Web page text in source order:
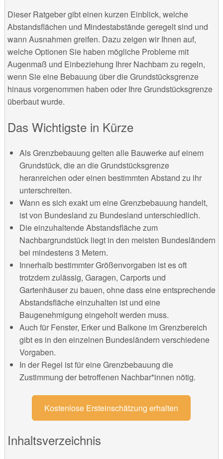
Dieser Ratgeber gibt einen kurzen Einblick, welche
Abstandsflächen und Mindestabstände geregelt sind und
wann Ausnahmen greifen. Dazu zeigen wir Ihnen auf,
welche Optionen Sie haben mögliche Probleme mit
Augenmaß und Einbeziehung Ihrer Nachbarn zu regeln,
wenn Sie eine Bebauung über die Grundstücksgrenze
hinaus vorgenommen haben oder Ihre Grundstücksgrenze
überbaut wurde.
Das Wichtigste in Kürze
Als Grenzbebauung gelten alle Bauwerke auf einem
Grundstück, die an die Grundstücksgrenze
heranreichen oder einen bestimmten Abstand zu ihr
unterschreiten.
Wann es sich exakt um eine Grenzbebauung handelt,
ist von Bundesland zu Bundesland unterschiedlich.
Die einzuhaltende Abstandsfläche zum
Nachbargrundstück liegt in den meisten Bundesländern
bei mindestens 3 Metern.
Innerhalb bestimmter Größenvorgaben ist es oft
trotzdem zulässig, Garagen, Carports und
Gartenhäuser zu bauen, ohne dass eine entsprechende
Abstandsfläche einzuhalten ist und eine
Baugenehmigung eingeholt werden muss.
Auch für Fenster, Erker und Balkone im Grenzbereich
gibt es in den einzelnen Bundesländern verschiedene
Vorgaben.
In der Regel ist für eine Grenzbebauung die
Zustimmung der betroffenen Nachbar*innen nötig.
Kostenlose Ersteinschätzung erhalten
Inhaltsverzeichnis